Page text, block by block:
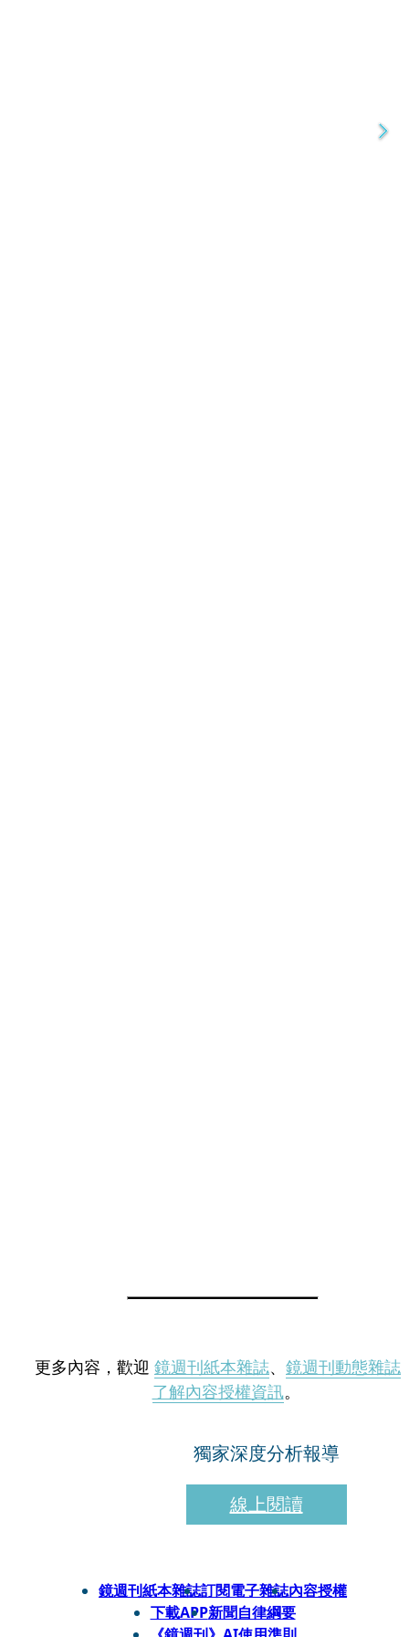
更多內容，歡迎 鏡週刊紙本雜誌、 鏡週刊動態雜誌
了解內容授權資訊。
獨家深度分析報導
線上閱讀
鏡週刊紙本雜誌訂閱電子雜誌內容授權
下載APP新聞自律綱要